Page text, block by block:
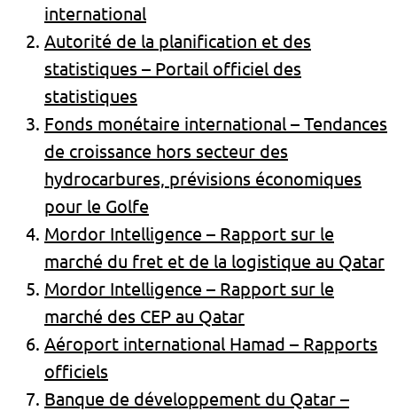
international
Autorité de la planification et des
statistiques – Portail officiel des
statistiques
Fonds monétaire international – Tendances
de croissance hors secteur des
hydrocarbures, prévisions économiques
pour le Golfe
Mordor Intelligence – Rapport sur le
marché du fret et de la logistique au Qatar
Mordor Intelligence – Rapport sur le
marché des CEP au Qatar
Aéroport international Hamad – Rapports
officiels
Banque de développement du Qatar –